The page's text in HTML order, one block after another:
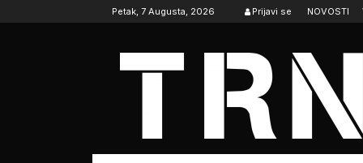
Petak, 7 Augusta, 2026 Prijavi se NOVOSTI